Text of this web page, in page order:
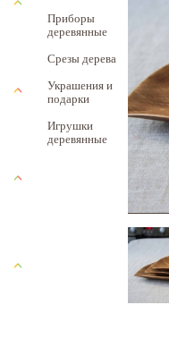
Приборы
деревянные
Срезы дерева
Украшения и
подарки
Игрушки
деревянные